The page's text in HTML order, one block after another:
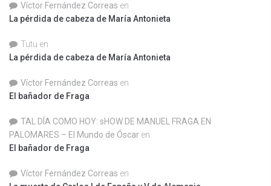
Víctor Fernández Correas en
La pérdida de cabeza de María Antonieta
Tutu en
La pérdida de cabeza de María Antonieta
Víctor Fernández Correas en
El bañador de Fraga
TAL DÍA COMO HOY: sHOW DE MANUEL FRAGA EN
PALOMARES – El Mundo de Óscar en
El bañador de Fraga
Víctor Fernández Correas en